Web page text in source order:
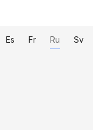
Es Fr Ru Sv